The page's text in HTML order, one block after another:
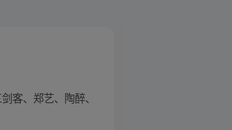
客、郑艺、陶醉、